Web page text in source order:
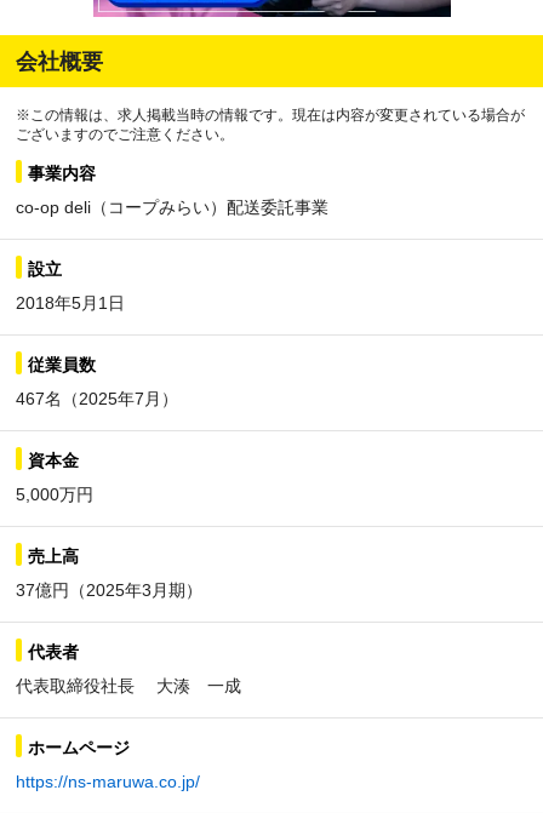
会社概要
※この情報は、求人掲載当時の情報です。現在は内容が変更されている場合が
ございますのでご注意ください。
事業内容
co-op deli（コープみらい）配送委託事業
設立
2018年5月1日
従業員数
467名（2025年7月）
資本金
5,000万円
売上高
37億円（2025年3月期）
代表者
代表取締役社長 大湊 一成
ホームページ
https://ns-maruwa.co.jp/